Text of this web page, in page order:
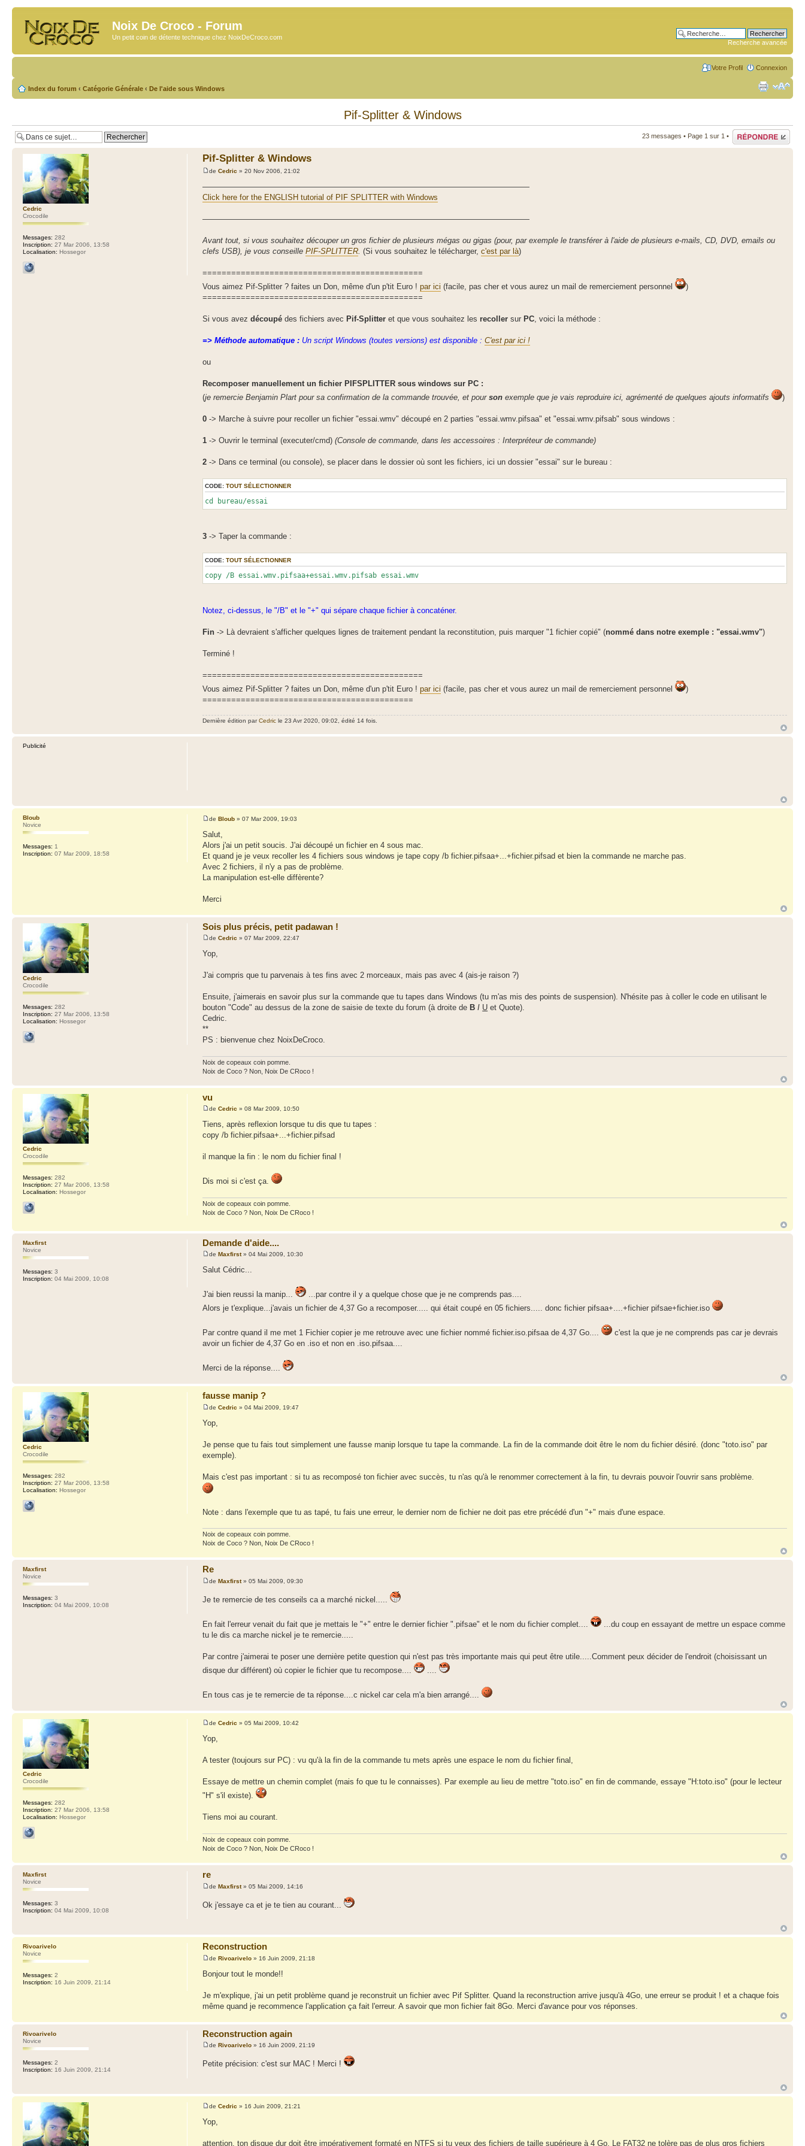
Noix De Croco - Forum
Un petit coin de détente technique chez NoixDeCroco.com
Recherche avancée
Votre Profil Connexion
Index du forum ‹ Catégorie Générale ‹ De l'aide sous Windows
Pif-Splitter & Windows
Répondre
23 messages • Page 1 sur 1 •
Pif-Splitter & Windows
deCedric » 20 Nov 2006, 21:02
——————————————————————————————————————————
Click here for the ENGLISH tutorial of PIF SPLITTER with Windows
——————————————————————————————————————————
Avant tout, si vous souhaitez découper un gros fichier de plusieurs mégas ou gigas (pour, par exemple le transférer à l'aide de plusieurs e-mails, CD, DVD, emails ou
clefs USB), je vous conseillePIF-SPLITTER. (Si vous souhaitez le télécharger,c'est par là)
==============================================
Vous aimez Pif-Splitter ? faites un Don, même d'un p'tit Euro !par ici (facile, pas cher et vous aurez un mail de remerciement personnel
)
==============================================
Si vous avezdécoupé des fichiers avec Pif-Splitter et que vous souhaitez les recoller sur PC, voici la méthode :
=> Méthode automatique : Un script Windows (toutes versions) est disponible :C'est par ici !
ou
Recomposer manuellement un fichier PIFSPLITTER sous windows sur PC :
(je remercie Benjamin Plart pour sa confirmation de la commande trouvée, et pourson exemple que je vais reproduire ici, agrémenté de quelques ajouts informatifs )
0 -> Marche à suivre pour recoller un fichier "essai.wmv" découpé en 2 parties "essai.wmv.pifsaa" et "essai.wmv.pifsab" sous windows :
1 -> Ouvrir le terminal (executer/cmd)(Console de commande, dans les accessoires : Interpréteur de commande)
2 -> Dans ce terminal (ou console), se placer dans le dossier où sont les fichiers, ici un dossier "essai" sur le bureau :
CODE:TOUT SÉLECTIONNER
cd bureau/essai
3 -> Taper la commande :
CODE:TOUT SÉLECTIONNER
copy /B essai.wmv.pifsaa+essai.wmv.pifsab essai.wmv
Notez, ci-dessus, le "/B" et le "+" qui sépare chaque fichier à concaténer.
Fin -> Là devraient s'afficher quelques lignes de traitement pendant la reconstitution, puis marquer "1 fichier copié" (nommé dans notre exemple : "essai.wmv")
Terminé !
==============================================
Vous aimez Pif-Splitter ? faites un Don, même d'un p'tit Euro !par ici (facile, pas cher et vous aurez un mail de remerciement personnel
)
============================================
Dernière édition parCedric le 23 Avr 2020, 09:02, édité 14 fois.
Cedric
Crocodile
Messages: 282
Inscription: 27 Mar 2006, 13:58
Localisation: Hossegor
Publicité
deBloub » 07 Mar 2009, 19:03
Salut,
Alors j'ai un petit soucis. J'ai découpé un fichier en 4 sous mac.
Et quand je je veux recoller les 4 fichiers sous windows je tape copy /b fichier.pifsaa+...+fichier.pifsad et bien la commande ne marche pas.
Avec 2 fichiers, il n'y a pas de problème.
La manipulation est-elle diffèrente?
Merci
Bloub
Novice
Messages: 1
Inscription: 07 Mar 2009, 18:58
Sois plus précis, petit padawan !
deCedric » 07 Mar 2009, 22:47
Yop,
J'ai compris que tu parvenais à tes fins avec 2 morceaux, mais pas avec 4 (ais-je raison ?)
Ensuite, j'aimerais en savoir plus sur la commande que tu tapes dans Windows (tu m'as mis des points de suspension). N'hésite pas à coller le code en utilisant le
bouton "Code" au dessus de la zone de saisie de texte du forum (à droite de B I U et Quote).
Cedric.
**
PS : bienvenue chez NoixDeCroco.
Noix de copeaux coin pomme.
Noix de Coco ? Non, Noix De CRoco !
Cedric
Crocodile
Messages: 282
Inscription: 27 Mar 2006, 13:58
Localisation: Hossegor
vu
deCedric » 08 Mar 2009, 10:50
Tiens, après reflexion lorsque tu dis que tu tapes :
copy /b fichier.pifsaa+...+fichier.pifsad
il manque la fin : le nom du fichier final !
Dis moi si c'est ça.
Noix de copeaux coin pomme.
Noix de Coco ? Non, Noix De CRoco !
Cedric
Crocodile
Messages: 282
Inscription: 27 Mar 2006, 13:58
Localisation: Hossegor
Demande d'aide....
deMaxfirst» 04 Mai 2009, 10:30
Salut Cédric...
J'ai bien reussi la manip...
...par contre il y a quelque chose que je ne comprends pas....
Alors je t'explique...j'avais un fichier de 4,37 Go a recomposer..... qui était coupé en 05 fichiers..... donc fichier pifsaa+....+fichier pifsae+fichier.iso
Par contre quand il me met 1 Fichier copier je me retrouve avec une fichier nommé fichier.iso.pifsaa de 4,37 Go....
c'est la que je ne comprends pas car je devrais
avoir un fichier de 4,37 Go en .iso et non en .iso.pifsaa....
Merci de la réponse....
Maxfirst
Novice
Messages: 3
Inscription: 04 Mai 2009, 10:08
fausse manip ?
deCedric » 04 Mai 2009, 19:47
Yop,
Je pense que tu fais tout simplement une fausse manip lorsque tu tape la commande. La fin de la commande doit être le nom du fichier désiré. (donc "toto.iso" par
exemple).
Mais c'est pas important : si tu as recomposé ton fichier avec succès, tu n'as qu'à le renommer correctement à la fin, tu devrais pouvoir l'ouvrir sans problème.
Note : dans l'exemple que tu as tapé, tu fais une erreur, le dernier nom de fichier ne doit pas etre précédé d'un "+" mais d'une espace.
Noix de copeaux coin pomme.
Noix de Coco ? Non, Noix De CRoco !
Cedric
Crocodile
Messages: 282
Inscription: 27 Mar 2006, 13:58
Localisation: Hossegor
Re
deMaxfirst» 05 Mai 2009, 09:30
Je te remercie de tes conseils ca a marché nickel.....
En fait l'erreur venait du fait que je mettais le "+" entre le dernier fichier ".pifsae" et le nom du fichier complet....
...du coup en essayant de mettre un espace comme
tu le dis ca marche nickel je te remercie.....
Par contre j'aimerai te poser une dernière petite question qui n'est pas très importante mais qui peut être utile.....Comment peux décider de l'endroit (choisissant un
disque dur différent) où copier le fichier que tu recompose....
....
En tous cas je te remercie de ta réponse....c nickel car cela m'a bien arrangé....
Maxfirst
Novice
Messages: 3
Inscription: 04 Mai 2009, 10:08
deCedric » 05 Mai 2009, 10:42
Yop,
A tester (toujours sur PC) : vu qu'à la fin de la commande tu mets après une espace le nom du fichier final,
Essaye de mettre un chemin complet (mais fo que tu le connaisses). Par exemple au lieu de mettre "toto.iso" en fin de commande, essaye "H:toto.iso" (pour le lecteur
"H" s'il existe).
Tiens moi au courant.
Noix de copeaux coin pomme.
Noix de Coco ? Non, Noix De CRoco !
Cedric
Crocodile
Messages: 282
Inscription: 27 Mar 2006, 13:58
Localisation: Hossegor
re
deMaxfirst» 05 Mai 2009, 14:16
Ok j'essaye ca et je te tien au courant...
Maxfirst
Novice
Messages: 3
Inscription: 04 Mai 2009, 10:08
Reconstruction
deRivoarivelo » 16 Juin 2009, 21:18
Bonjour tout le monde!!
Je m'explique, j'ai un petit problème quand je reconstruit un fichier avec Pif Splitter. Quand la reconstruction arrive jusqu'à 4Go, une erreur se produit ! et a chaque fois
même quand je recommence l'application ça fait l'erreur. A savoir que mon fichier fait 8Go. Merci d'avance pour vos réponses.
Rivoarivelo
Novice
Messages: 2
Inscription: 16 Juin 2009, 21:14
Reconstruction again
deRivoarivelo » 16 Juin 2009, 21:19
Petite précision: c'est sur MAC ! Merci !
Rivoarivelo
Novice
Messages: 2
Inscription: 16 Juin 2009, 21:14
deCedric » 16 Juin 2009, 21:21
Yop,
attention, ton disque dur doit être impérativement formaté en NTFS si tu veux des fichiers de taille supérieure à 4 Go. Le FAT32 ne tolère pas de plus gros fichiers